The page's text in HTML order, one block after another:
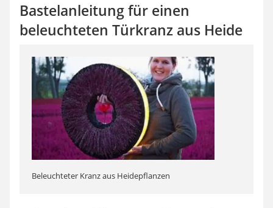
Bastelanleitung für einen
beleuchteten Türkranz aus Heide
Beleuchteter Kranz aus Heidepflanzen